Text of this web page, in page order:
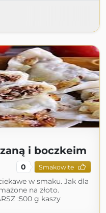
i boczkeim
0 Smakowite
w smaku. Jak dla
na złoto.
:500 g kaszy